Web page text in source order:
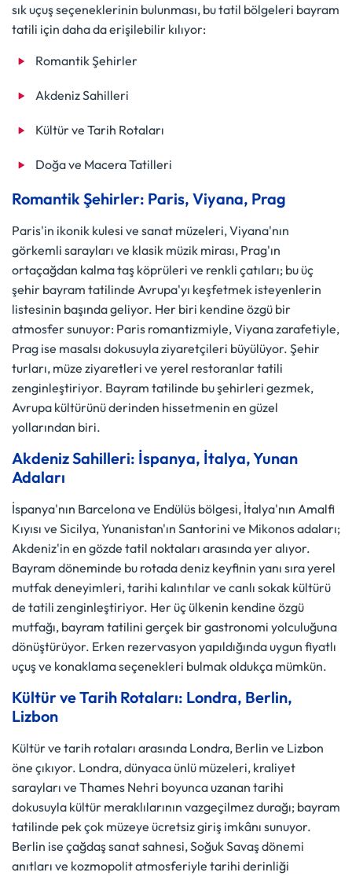
sık uçuş seçeneklerinin bulunması, bu tatil bölgeleri bayram
tatili için daha da erişilebilir kılıyor:
Romantik Şehirler
Akdeniz Sahilleri
Kültür ve Tarih Rotaları
Doğa ve Macera Tatilleri
Romantik Şehirler: Paris, Viyana, Prag
Paris'in ikonik kulesi ve sanat müzeleri, Viyana'nın
görkemli sarayları ve klasik müzik mirası, Prag'ın
ortaçağdan kalma taş köprüleri ve renkli çatıları; bu üç
şehir bayram tatilinde Avrupa'yı keşfetmek isteyenlerin
listesinin başında geliyor. Her biri kendine özgü bir
atmosfer sunuyor: Paris romantizmiyle, Viyana zarafetiyle,
Prag ise masalsı dokusuyla ziyaretçileri büyülüyor. Şehir
turları, müze ziyaretleri ve yerel restoranlar tatili
zenginleştiriyor. Bayram tatilinde bu şehirleri gezmek,
Avrupa kültürünü derinden hissetmenin en güzel
yollarından biri.
Akdeniz Sahilleri: İspanya, İtalya, Yunan
Adaları
İspanya'nın Barcelona ve Endülüs bölgesi, İtalya'nın Amalfi
Kıyısı ve Sicilya, Yunanistan'ın Santorini ve Mikonos adaları;
Akdeniz'in en gözde tatil noktaları arasında yer alıyor.
Bayram döneminde bu rotada deniz keyfinin yanı sıra yerel
mutfak deneyimleri, tarihi kalıntılar ve canlı sokak kültürü
de tatili zenginleştiriyor. Her üç ülkenin kendine özgü
mutfağı, bayram tatilini gerçek bir gastronomi yolculuğuna
dönüştürüyor. Erken rezervasyon yapıldığında uygun fiyatlı
uçuş ve konaklama seçenekleri bulmak oldukça mümkün.
Kültür ve Tarih Rotaları: Londra, Berlin,
Lizbon
Kültür ve tarih rotaları arasında Londra, Berlin ve Lizbon
öne çıkıyor. Londra, dünyaca ünlü müzeleri, kraliyet
sarayları ve Thames Nehri boyunca uzanan tarihi
dokusuyla kültür meraklılarının vazgeçilmez durağı; bayram
tatilinde pek çok müzeye ücretsiz giriş imkânı sunuyor.
Berlin ise çağdaş sanat sahnesi, Soğuk Savaş dönemi
anıtları ve kozmopolit atmosferiyle tarihi derinliği